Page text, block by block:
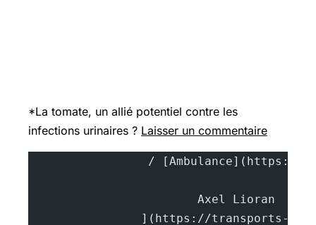
*La tomate, un allié potentiel contre les
infections urinaires ? Laisser un commentaire
](https://transports-